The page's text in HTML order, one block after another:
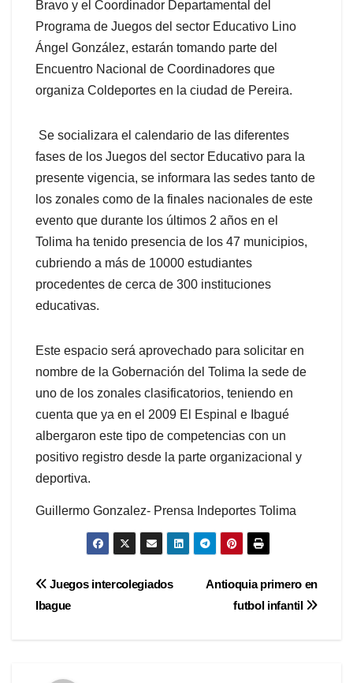
Bravo y el Coordinador Departamental del
Programa de Juegos del sector Educativo Lino
Ángel González, estarán tomando parte del
Encuentro Nacional de Coordinadores que
organiza Coldeportes en la ciudad de Pereira.
Se socializara el calendario de las diferentes
fases de los Juegos del sector Educativo para la
presente vigencia, se informara las sedes tanto de
los zonales como de la finales nacionales de este
evento que durante los últimos 2 años en el
Tolima ha tenido presencia de los 47 municipios,
cubriendo a más de 10000 estudiantes
procedentes de cerca de 300 instituciones
educativas.
Este espacio será aprovechado para solicitar en
nombre de la Gobernación del Tolima la sede de
uno de los zonales clasificatorios, teniendo en
cuenta que ya en el 2009 El Espinal e Ibagué
albergaron este tipo de competencias con un
positivo registro desde la parte organizacional y
deportiva.
Guillermo Gonzalez- Prensa Indeportes Tolima
Navegación
de
Antioquia primero en
futbol infantil
Juegos intercolegiados
Ibague